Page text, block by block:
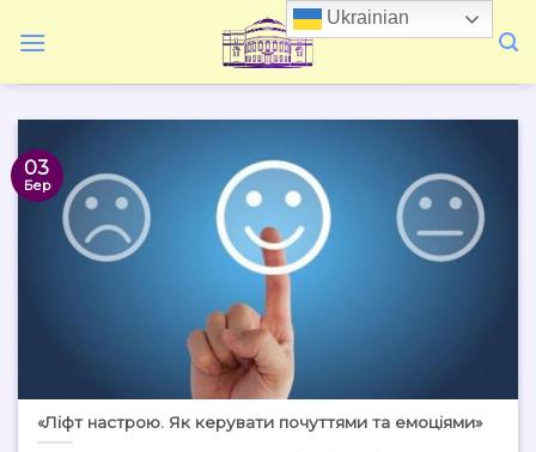
«Ліфт настрою. Як керувати почуттями та емоціями»
03
Бер
Ukrainian